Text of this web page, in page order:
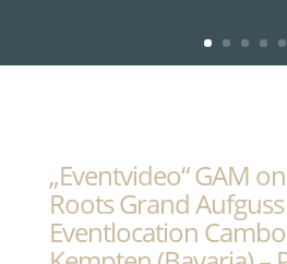
„Eventvideo“ GAM
Roots Grand
Eventlocation